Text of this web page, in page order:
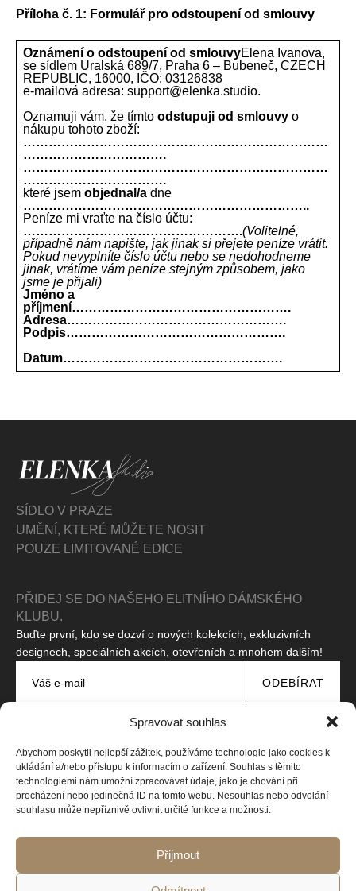
Spravovat souhlas
Abychom poskytli nejlepší zážitek, používáme technologie jako cookies k
ukládání a/nebo přístupu k informacím o zařízení. Souhlas s těmito
technologiemi nám umožní zpracovávat údaje, jako je chování při
procházení nebo jedinečná ID na tomto webu. Nesouhlas nebo odvolání
souhlasu může nepříznivě ovlivnit určité funkce a možnosti.
Přijmout
Příloha č. 1: Formulář pro odstoupení od smlouvy
Oznámení o odstoupení od smlouvyElena Ivanova,
se sídlem Uralská 689/7, Praha 6 – Bubeneč, CZECH
REPUBLIC, 16000, IČO: 03126838
e-mailová adresa: support@elenka.studio.
Oznamuji vám, že tímto odstupuji od smlouvy o
nákupu tohoto zboží:
………………………………………………………………
…………………………….
………………………………………………………………
…………………………….
které jsem objednal/a dne
…………………………………………………………..
Peníze mi vraťte na číslo účtu:
…………………………………………….(Volitelné,
případně nám napište, jak jinak si přejete peníze vrátit.
Pokud nevyplníte číslo účtu nebo se nedohodneme
jinak, vrátíme vám peníze stejným způsobem, jako
jsme je přijali)
Jméno a
příjmení…………………………………………….
Adresa…………………………………………….
Podpis…………………………………………….
Datum…………………………………………….
SÍDLO V PRAZE
UMĚNÍ, KTERÉ MŮŽETE NOSIT
POUZE LIMITOVANÉ EDICE
PŘIDEJ SE DO NAŠEHO ELITNÍHO DÁMSKÉHO
KLUBU.
Buďte první, kdo se dozví o nových kolekcích, exkluzivních
designech, speciálních akcích, otevřeních a mnohem dalším!
ODEBÍRAT
zasílání propagačních zpráv.Přečtěte si naše zásady
Tento web je chráněn pomocí reCAPTCHA a platíZásady ochrany
soukromíaSmluvní podmínkyspolečnosti Google.
Copyright © 2026 Všechna práva vyhrazena